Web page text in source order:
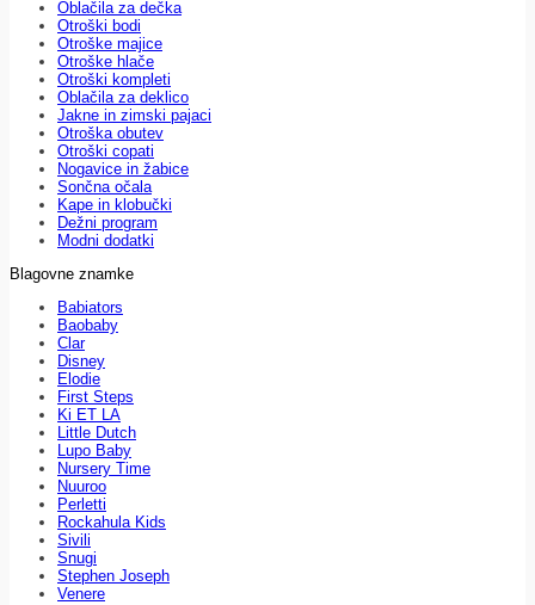
Oblačila za dečka
Otroški bodi
Otroške majice
Otroške hlače
Otroški kompleti
Oblačila za deklico
Jakne in zimski pajaci
Otroška obutev
Otroški copati
Nogavice in žabice
Sončna očala
Kape in klobučki
Dežni program
Modni dodatki
Blagovne znamke
Babiators
Baobaby
Clar
Disney
Elodie
First Steps
Ki ET LA
Little Dutch
Lupo Baby
Nursery Time
Nuuroo
Perletti
Rockahula Kids
Sivili
Snugi
Stephen Joseph
Venere